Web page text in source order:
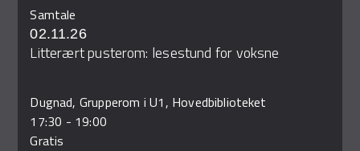
Samtale
02.11.26
Litterært pusterom: lesestund for voksne
Dugnad, Grupperom i U1, Hovedbiblioteket
17:30 - 19:00
Gratis